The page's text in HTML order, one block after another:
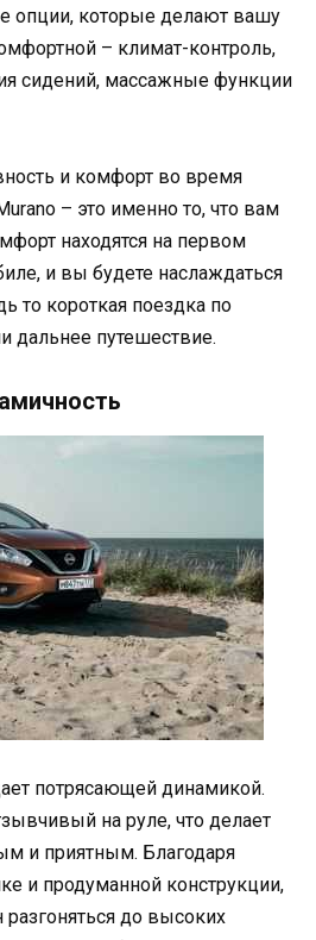
опции, которые делают вашу
– климат-контроль,
сидений, массажные функции
и комфорт во время
– это именно то, что вам
находятся на первом
и вы будете наслаждаться
то короткая поездка по
дальнее путешествие.
потрясающей динамикой.
на руле, что делает
и приятным. Благодаря
и продуманной конструкции,
до высоких